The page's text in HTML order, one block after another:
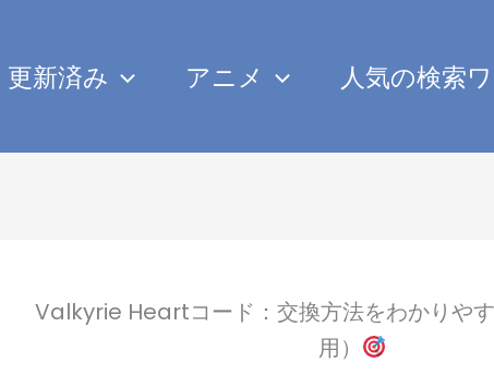
更新済み アニメ 人気の検索
Valkyrie Heartコード：交換方法をわかりや
用）